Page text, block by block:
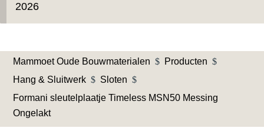
2026
Mammoet Oude Bouwmaterialen $ Producten $
Hang & Sluitwerk $ Sloten $
Formani sleutelplaatje Timeless MSN50 Messing
Ongelakt